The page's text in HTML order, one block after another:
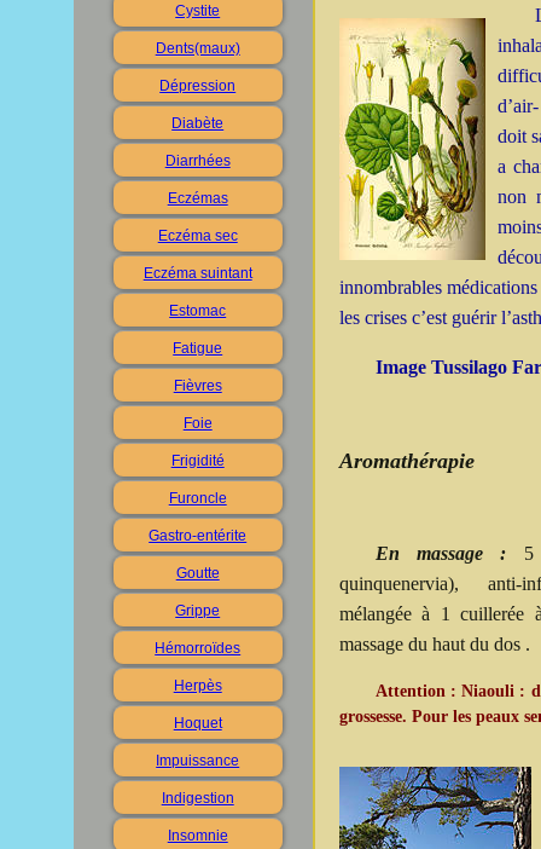
Cystite
Dents(maux)
Dépression
Diabète
Diarrhées
Eczémas
Eczéma sec
Eczéma suintant
Estomac
Fatigue
Fièvres
Foie
Frigidité
Furoncle
Gastro-entérite
Goutte
Grippe
Hémorroïdes
Herpès
Hoquet
Impuissance
Indigestion
Insomnie
doit
a
non
innombrables
les crises c’est guérir
Image Tussilago
Aromathérapie
En massage :
quinquenervia), anti-
mélangée à 1 cuillerée
massage du haut du dos .
Attention : Niaouli :
grossesse. Pour les peaux